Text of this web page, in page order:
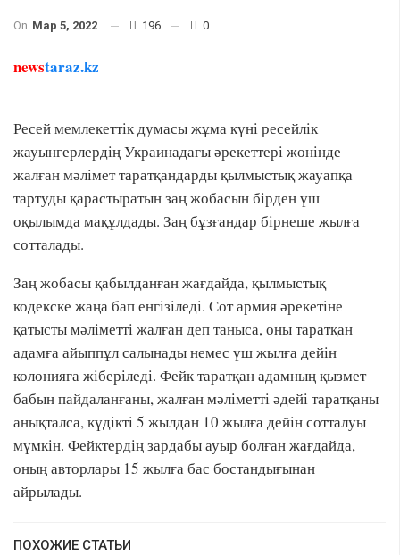
On Мар 5, 2022 196 0
newstaraz.kz
Ресей мемлекеттік думасы жұма күні ресейлік
жауынгерлердің Украинадағы әрекеттері жөнінде
жалған мәлімет таратқандарды қылмыстық жауапқа
тартуды қарастыратын заң жобасын бірден үш
оқылымда мақұлдады. Заң бұзғандар бірнеше жылға
сотталады.
Заң жобасы қабылданған жағдайда, қылмыстық
кодекске жаңа бап енгізіледі. Сот армия әрекетіне
қатысты мәліметті жалған деп таныса, оны таратқан
адамға айыппұл салынады немес үш жылға дейін
колонияға жіберіледі. Фейк таратқан адамның қызмет
бабын пайдаланғаны, жалған мәліметті әдейі таратқаны
анықталса, күдікті 5 жылдан 10 жылға дейін сотталуы
мүмкін. Фейктердің зардабы ауыр болған жағдайда,
оның авторлары 15 жылға бас бостандығынан
айрылады.
ПОХОЖИЕ СТАТЬИ